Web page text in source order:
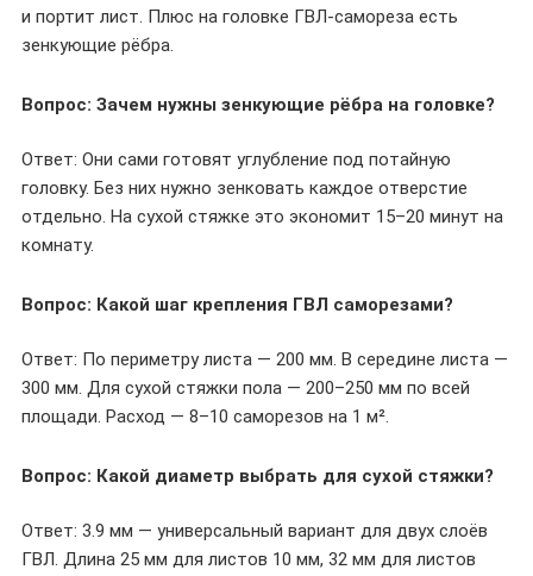
и портит лист. Плюс на головке ГВЛ-самореза есть
зенкующие рёбра.
Вопрос: Зачем нужны зенкующие рёбра на головке?
Ответ: Они сами готовят углубление под потайную
головку. Без них нужно зенковать каждое отверстие
отдельно. На сухой стяжке это экономит 15–20 минут на
комнату.
Вопрос: Какой шаг крепления ГВЛ саморезами?
Ответ: По периметру листа — 200 мм. В середине листа —
300 мм. Для сухой стяжки пола — 200–250 мм по всей
площади. Расход — 8–10 саморезов на 1 м².
Вопрос: Какой диаметр выбрать для сухой стяжки?
Ответ: 3.9 мм — универсальный вариант для двух слоёв
ГВЛ. Длина 25 мм для листов 10 мм, 32 мм для листов